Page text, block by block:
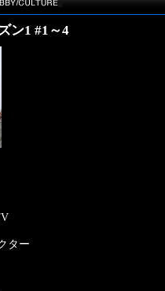
ン1 #1～4
ター